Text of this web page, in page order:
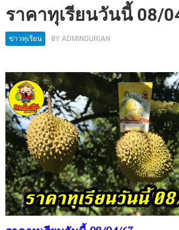
ราคาทุเรียนวันนี้ 08/
ข่าวทุเรียน BY ADMINDURIAN